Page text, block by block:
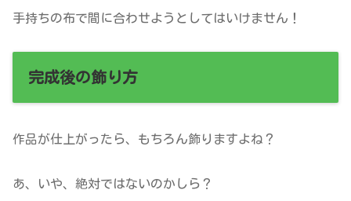
手持ちの布で間に合わせようとしてはいけません！
完成後の飾り方
作品が仕上がったら、もちろん飾りますよね？
あ、いや、絶対ではないのかしら？